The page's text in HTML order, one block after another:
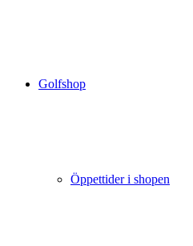
Golfshop
Öppettider i shopen